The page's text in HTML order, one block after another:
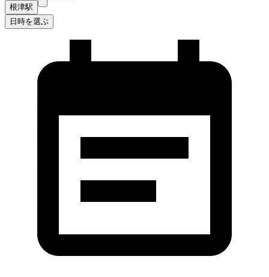
根津駅
日時を選ぶ